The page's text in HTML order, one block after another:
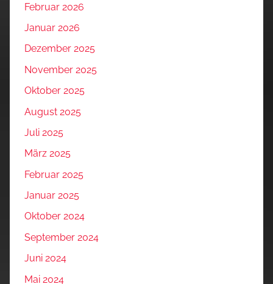
Februar 2026
Januar 2026
Dezember 2025
November 2025
Oktober 2025
August 2025
Juli 2025
März 2025
Februar 2025
Januar 2025
Oktober 2024
September 2024
Juni 2024
Mai 2024